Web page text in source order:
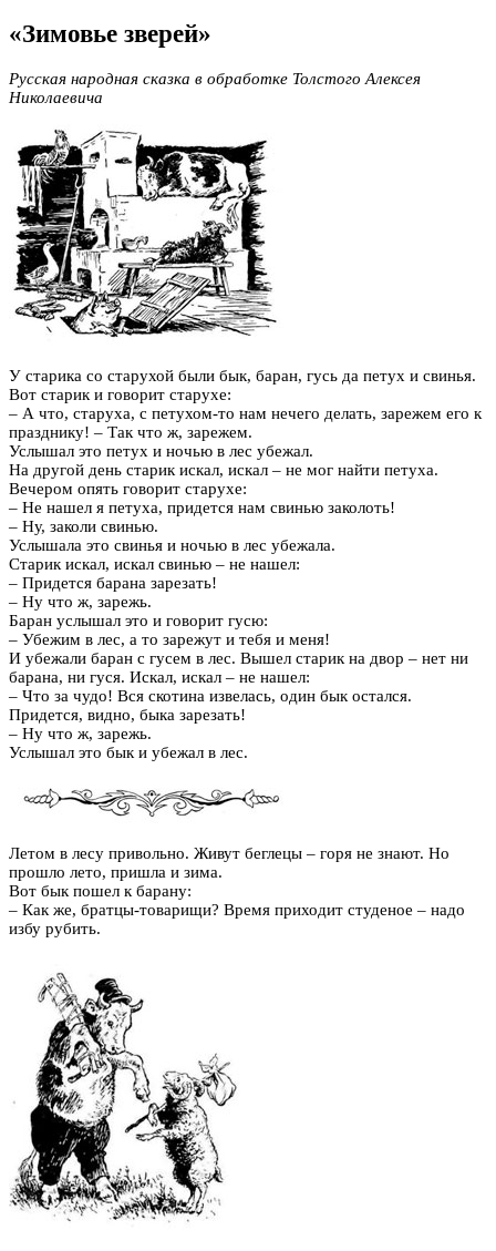
«Зимовье зверей»
Русская народная сказка в обработке Толстого Алексея
Николаевича
У старика со старухой были бык, баран, гусь да петух и свинья.
Вот старик и говорит старухе:
– А что, старуха, с петухом-то нам нечего делать, зарежем его к
празднику! – Так что ж, зарежем.
Услышал это петух и ночью в лес убежал.
На другой день старик искал, искал – не мог найти петуха.
Вечером опять говорит старухе:
– Не нашел я петуха, придется нам свинью заколоть!
– Ну, заколи свинью.
Услышала это свинья и ночью в лес убежала.
Старик искал, искал свинью – не нашел:
– Придется барана зарезать!
– Ну что ж, зарежь.
Баран услышал это и говорит гусю:
– Убежим в лес, а то зарежут и тебя и меня!
И убежали баран с гусем в лес. Вышел старик на двор – нет ни
барана, ни гуся. Искал, искал – не нашел:
– Что за чудо! Вся скотина извелась, один бык остался.
Придется, видно, быка зарезать!
– Ну что ж, зарежь.
Услышал это бык и убежал в лес.
Летом в лесу привольно. Живут беглецы – горя не знают. Но
прошло лето, пришла и зима.
Вот бык пошел к барану:
– Как же, братцы-товарищи? Время приходит студеное – надо
избу рубить.